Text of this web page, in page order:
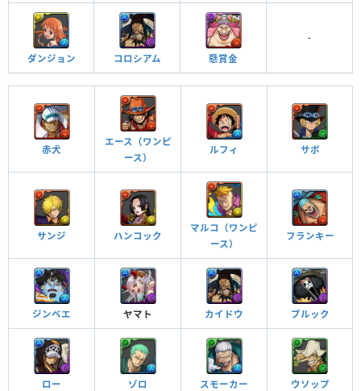
つけられる潜在キラー
光月おでんの航海日誌 ターン数：30→30
全ドロップを強化。自分以外のスキルが5ターン溜まる。
覚醒スキル 効果
覚醒アシスト
他のモンスターにアシストすると自分の覚醒スキル
スキルブースト
チーム全体のスキルが1ターン溜まった状態で始まる
ダンジョン コロシアム 懸賞金
-
赤犬
エース（ワンピ
ース）
ルフィ サボ
サンジ ハンコック
マルコ（ワンピ
ース）
フランキー
ジンベエ ヤマト カイドウ ブルック
ロー ゾロ スモーカー ウソップ